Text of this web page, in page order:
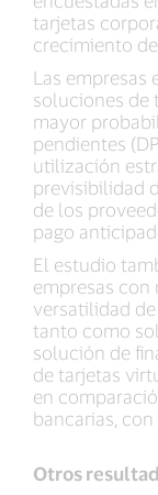
tarjetas
crecimiento de
Las empresas
soluciones de
mayor
pendientes
utilización
previsibilidad
de los
pago
El estudio
empresas con
versatilidad
tanto como
solución de
de tarjetas
en
bancarias,
Otros